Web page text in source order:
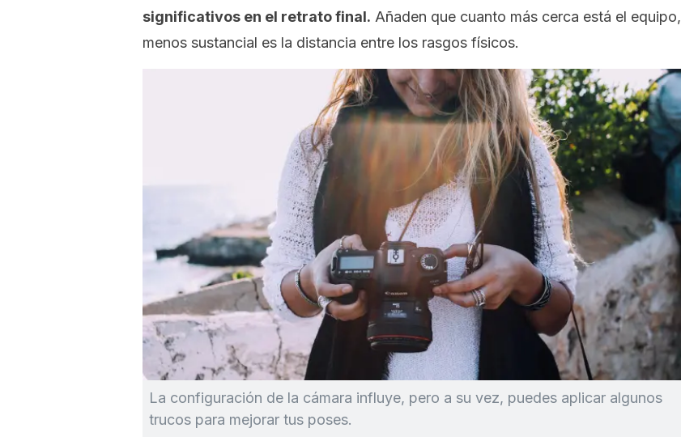
significativos en el retrato final. Añaden que cuanto más cerca está el equipo,
menos sustancial es la distancia entre los rasgos físicos.
La configuración de la cámara influye, pero a su vez, puedes aplicar algunos
trucos para mejorar tus poses.